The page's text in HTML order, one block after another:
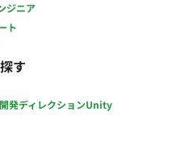
ジニア
ト
す
開発ディレクションUnity